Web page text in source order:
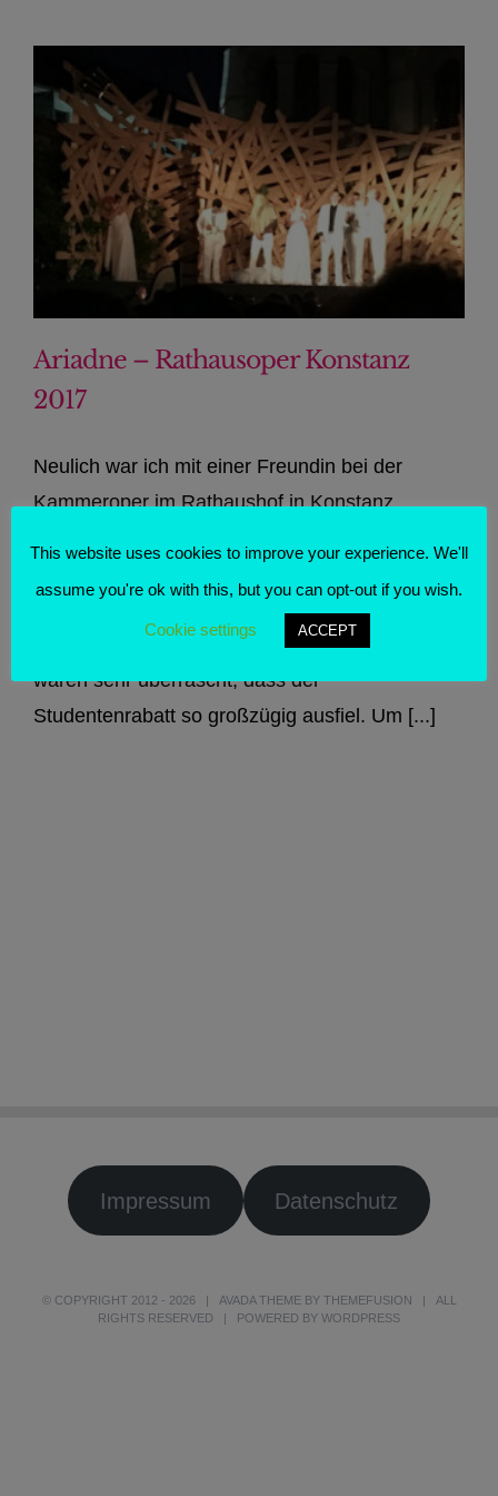
Ariadne – Rathausoper Konstanz
2017
Neulich war ich mit einer Freundin bei der
Kammeroper im Rathaushof in Konstanz.
aber ich war noch nie dort. Wir haben uns an
der Abendkasse noch zwei Karten geholt und
waren sehr überrascht, dass der
Studentenrabatt so großzügig ausfiel. Um [...]
Impressum Datenschutz
© COPYRIGHT 2012 - 2026 | AVADA THEME BY THEMEFUSION | ALL
RIGHTS RESERVED | POWERED BY WORDPRESS
This website uses cookies to improve your experience. We'll
assume you're ok with this, but you can opt-out if you wish.
Cookie settings ACCEPT